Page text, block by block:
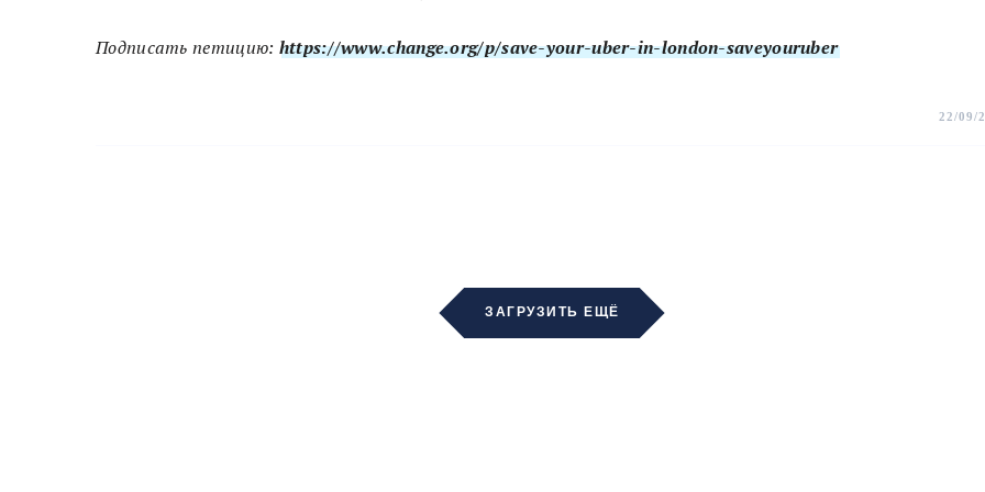
Подписать петицию: https://www.change.org/p/save-your-uber-in-london-saveyouruber
22/09/
ЗАГРУЗИТЬ ЕЩЁ